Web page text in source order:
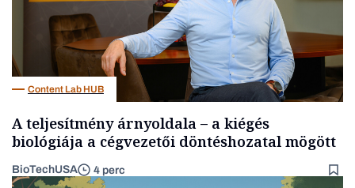
Content Lab HUB
A teljesítmény árnyoldala – a kiégés
biológiája a cégvezetői döntéshozatal mögött
BioTechUSA 4 perc